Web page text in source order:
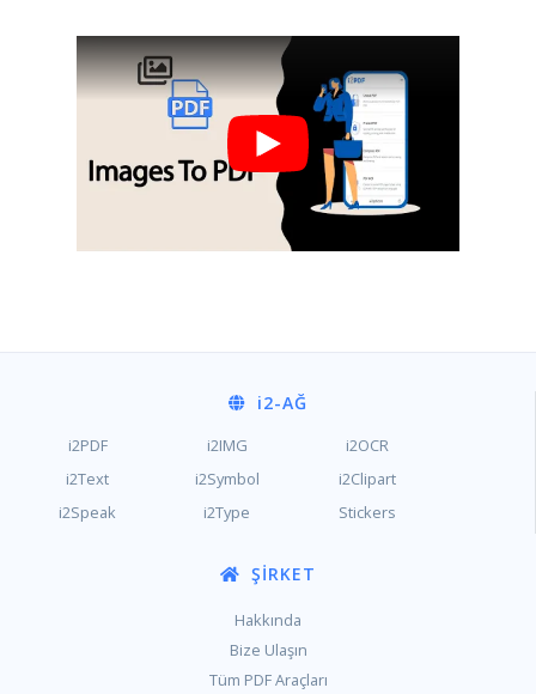
i2-AĞ
i2PDF i2IMG
i2OCR
i2Text
i2Symbol
i2Clipart
i2Speak
i2Type Stickers
ŞIRKET
Hakkında
Bize Ulaşın
Tüm PDF Araçları